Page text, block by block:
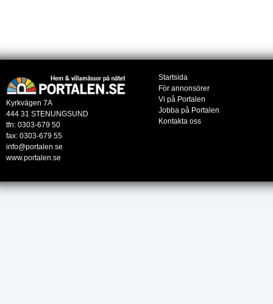
Kyrkvägen 7A
444 31 STENUNGSUND
tfn: 0303-679 50
fax: 0303-679 55
info@portalen.se
www.portalen.se
Startsida
För annonsörer
Vi på Portalen
Jobba på Portalen
Kontakta oss